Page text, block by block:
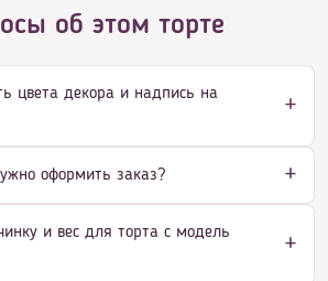
об этом торте
цвета декора и надпись на
оформить заказ?
и вес для торта с модель